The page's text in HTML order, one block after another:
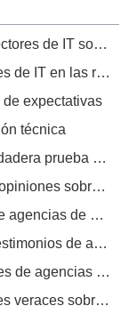
¿Por qué las opiniones de otros directores de IT son decisivas al elegir una agencia B2B?
¿Qué aspectos evalúan los directores de IT en las reseñas de desarrolladores corporativos?
expectativas
técnica
Soporte técnico post-venta: la verdadera prueba de fuego
Tabla comparativa: lo que dicen las opiniones sobre aspectos clave de las agencias B2B
Cómo interpretar las opiniones sobre agencias de diseño web locales B2B sin sesgos
Factores críticos que destacan los testimonios de agencias web B2B en el ecosistema colombiano
Preguntas frecuentes sobre opiniones de agencias de diseño web B2B
¿Dónde puedo encontrar opiniones veraces sobre agencias de diseño web B2B?